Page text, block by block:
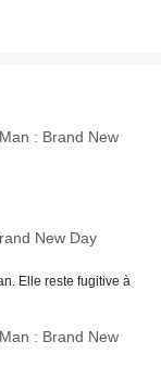
: Brand New
New Day
Elle reste fugitive à
: Brand New